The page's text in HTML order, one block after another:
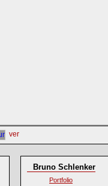
Bruno Schlenker
Portfolio